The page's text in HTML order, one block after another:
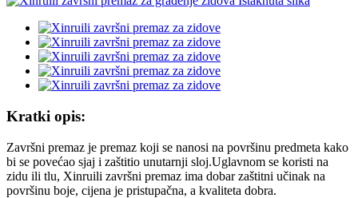
Kratki opis:
Završni premaz je premaz koji se nanosi na površinu predmeta kako
bi se povećao sjaj i zaštitio unutarnji sloj.Uglavnom se koristi na
zidu ili tlu, Xinruili završni premaz ima dobar zaštitni učinak na
površinu boje, cijena je pristupačna, a kvaliteta dobra.